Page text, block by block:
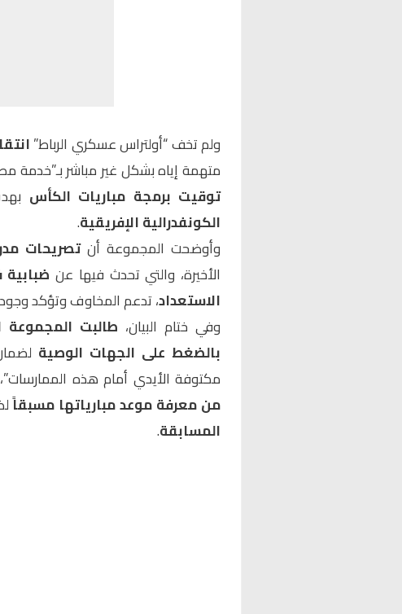
ولم تخف “أولتراس عسكري الرباط”
متهمة إياه بشكل غير مباشر بـ”خدمة
توقيت برمجة مباريات الكأس
الكونفدرالية الإفريقية.
وأوضحت المجموعة أنتصريحات
الأخيرة، والتي تحدث فيها عن
الاستعداد، تدعم المخاوف وتؤكد
وفي ختام البيان، طالبت المجموعة
بالضغط على الجهات الوصية
مكتوفة الأيدي أمام هذه
من معرفة موعد مبارياتها مسبقاً
المسابقة.